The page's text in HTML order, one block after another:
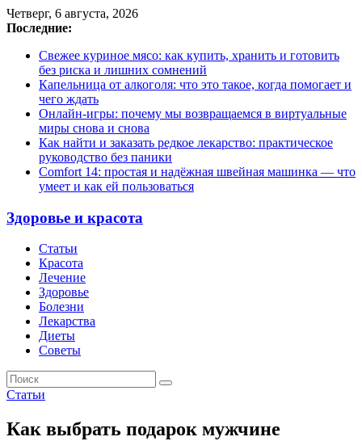
Четверг, 6 августа, 2026
Последние:
Свежее куриное мясо: как купить, хранить и готовить
без риска и лишних сомнений
Капельница от алкоголя: что это такое, когда помогает и
чего ждать
Онлайн-игры: почему мы возвращаемся в виртуальные
миры снова и снова
Как найти и заказать редкое лекарство: практическое
руководство без паники
Comfort 14: простая и надёжная швейная машинка — что
умеет и как ей пользоваться
Здоровье и красота
Статьи
Красота
Лечение
Здоровье
Болезни
Лекарства
Диеты
Советы
Статьи
Как выбрать подарок мужчине